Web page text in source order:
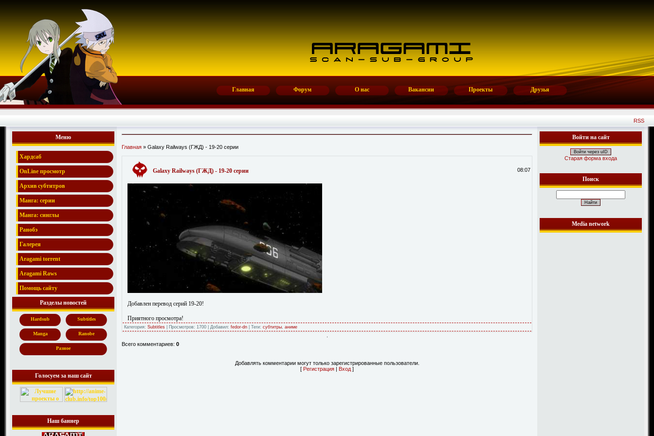
Главная Форум О нас Вакансии Проекты Друзья
RSS
Меню
Хардсаб
OnLine просмотр
Архив субтитров
Манга: серии
Манга: синглы
Ранобэ
Галерея
Aragami torrent
Aragami Raws
Помощь сайту
Разделы новостей
Hardsub Subtitles
Manga Ranobe
Разное
Голосуем за наш сайт
Наш баннер
Главная » Galaxy Railways (ГЖД) - 19-20 серии
Galaxy Railways (ГЖД) - 19-20 серии 08:07
Добавлен перевод серий 19-20!
Приятного просмотра!
Категория: Subtitles | Просмотров: 1700 | Добавил: fedor-dn | Теги: субтитры аниме
Всего комментариев: 0
Добавлять комментарии могут только зарегистрированные пользователи.
[ Регистрация | Вход ]
Войти на сайт
Войти через uID
Старая форма входа
Поиск
Media network